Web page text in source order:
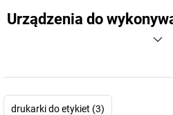
Urządzenia do
drukarki do etykiet (3)